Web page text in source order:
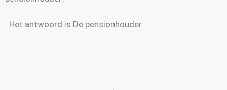
. Het antwoord is De pensionhouder